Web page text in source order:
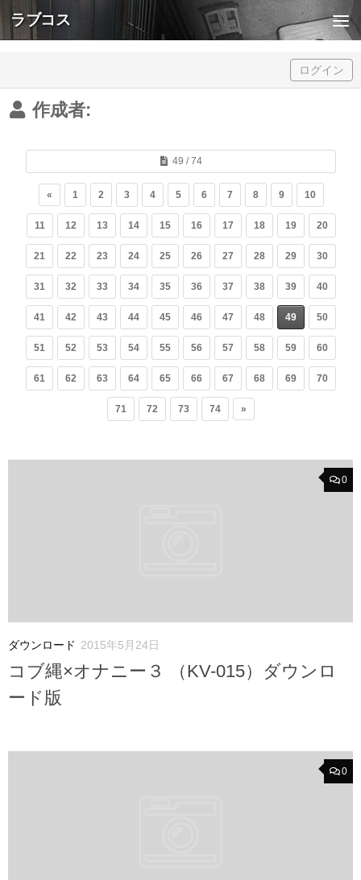
Skip to content
ラブコス
ログイン
作成者:
49 / 74
« 1 2 3 4 5 6 7 8 9 10
11 12 13 14 15 16 17 18 19 20
21 22 23 24 25 26 27 28 29 30
31 32 33 34 35 36 37 38 39 40
41 42 43 44 45 46 47 48 49 50
51 52 53 54 55 56 57 58 59 60
61 62 63 64 65 66 67 68 69 70
71 72 73 74 »
0
ダウンロード 2015年5月24日
コブ縄×オナニー３ （KV-015）ダウンロ
ード版
0